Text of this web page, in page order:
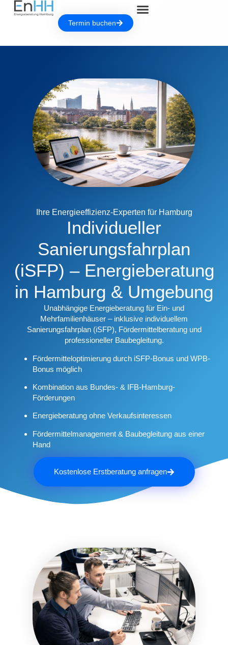
Termin buchen
Ihre Energieeffizienz-Experten für Hamburg
Individueller
Sanierungsfahrplan
(iSFP) – Energieberatung
in Hamburg & Umgebung
Unabhängige Energieberatung für Ein- und
Mehrfamilienhäuser – inklusive individuellem
Sanierungsfahrplan (iSFP), Fördermittelberatung und
professioneller Baubegleitung.
Fördermitteloptimierung durch iSFP-Bonus und WPB-
Bonus möglich
Kombination aus Bundes- & IFB-Hamburg-
Förderungen
Energieberatung ohne Verkaufsinteressen
Fördermittelmanagement & Baubegleitung aus einer
Hand
Kostenlose Erstberatung anfragen